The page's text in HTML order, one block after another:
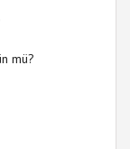
mü?